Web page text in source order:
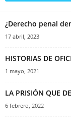
¿Derecho penal
17 abril, 2023
HISTORIAS DE
1 mayo, 2021
LA PRISIÓN QUE
6 febrero, 2022